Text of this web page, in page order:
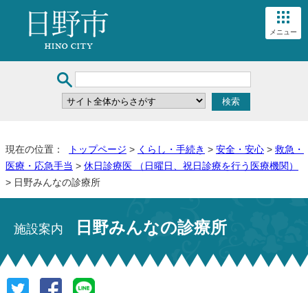
メニュー
現在の位置： トップページ > くらし・手続き > 安全・安心 > 救急・
医療・応急手当 > 休日診療医 （日曜日、祝日診療を行う医療機関）
> 日野みんなの診療所
施設案内 日野みんなの診療所